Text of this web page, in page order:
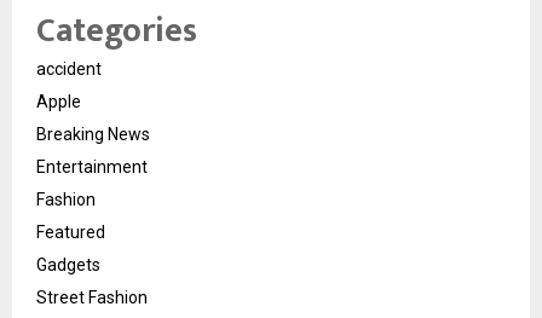
Categories
accident
Apple
Breaking News
Entertainment
Fashion
Featured
Gadgets
Street Fashion